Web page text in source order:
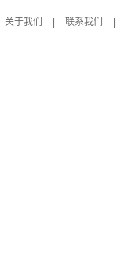
关于我们
联系我们